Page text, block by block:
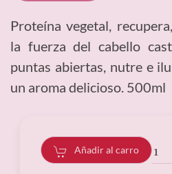
Proteína vegetal,
la fuerza del cabello
puntas abiertas, nutre e
un aroma delicioso. 500ml
Añadir al carro